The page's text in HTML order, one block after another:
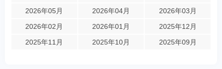
2026年05月
2026年04月
2026年03月
2026年02月
2026年01月
2025年12月
2025年11月
2025年10月 2025年09月